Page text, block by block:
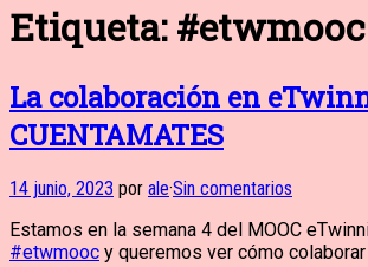
Etiqueta:#etwmooc
La colaboración en
CUENTAMATES
14 junio, 2023 por ale·Sin comentarios
Estamos en la semana 4 del MOOC
#etwmooc y queremos ver cómo